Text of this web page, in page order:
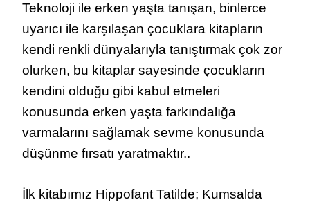
Teknoloji ile erken yaşta tanışan, binlerce
uyarıcı ile karşılaşan çocuklara kitapların
kendi renkli dünyalarıyla tanıştırmak çok zor
olurken, bu kitaplar sayesinde çocukların
kendini olduğu gibi kabul etmeleri
konusunda erken yaşta farkındalığa
varmalarını sağlamak sevme konusunda
düşünme fırsatı yaratmaktır..
İlk kitabımız Hippofant Tatilde; Kumsalda